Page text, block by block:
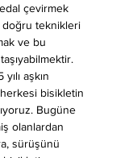
çevirmek
teknikleri
ve bu
aşkın
bisikletin
Bugüne
olanlardan
sürüşünü